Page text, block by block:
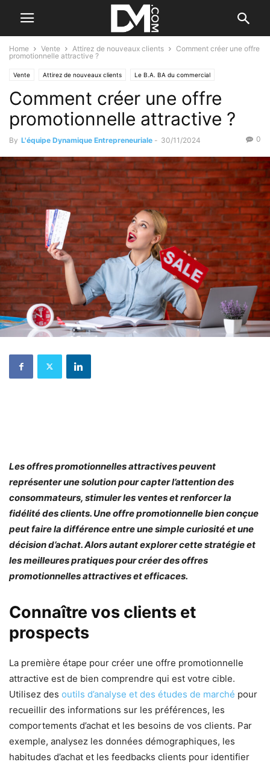
Home Vente Attirez de nouveaux clients
Comment créer une offre
promotionnelle attractive ?
Vente Attirez de nouveaux clients Le B.A. BA du commercial
Comment créer une offre
promotionnelle attractive ?
By L'équipe Dynamique Entrepreneuriale - 30/11/2024 0
Les offres promotionnelles attractives peuvent
représenter une solution pour capter l’attention des
consommateurs, stimuler les ventes et renforcer la
fidélité des clients. Une offre promotionnelle bien conçue
peut faire la différence entre une simple curiosité et une
décision d’achat. Alors autant explorer cette stratégie et
les meilleures pratiques pour créer des offres
promotionnelles attractives et efficaces.
Connaître vos clients et
prospects
La première étape pour créer une offre promotionnelle
attractive est de bien comprendre qui est votre cible.
Utilisez des outils d’analyse et des études de marché pour
recueillir des informations sur les préférences, les
comportements d’achat et les besoins de vos clients. Par
exemple, analysez les données démographiques, les
habitudes d’achat et les feedbacks clients pour identifier